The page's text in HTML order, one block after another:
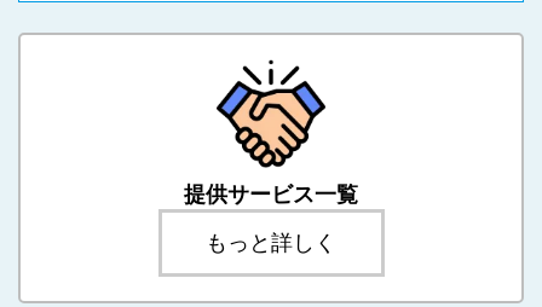
提供サービス一覧
もっと詳しく